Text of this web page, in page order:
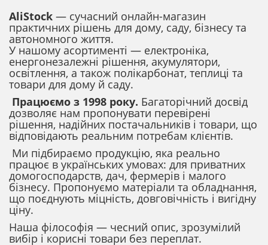
AliStock — сучасний онлайн-магазин
практичних рішень для дому, саду, бізнесу та
автономного життя.
У нашому асортименті — електроніка,
енергонезалежні рішення, акумулятори,
освітлення, а також полікарбонат, теплиці та
товари для дому й саду.
Працюємо з 1998 року. Багаторічний досвід
дозволяє нам пропонувати перевірені
рішення, надійних постачальників і товари, що
відповідають реальним потребам клієнтів.
Ми підбираємо продукцію, яка реально
працює в українських умовах: для приватних
домогосподарств, дач, фермерів і малого
бізнесу. Пропонуємо матеріали та обладнання,
що поєднують міцність, довговічність і вигідну
ціну.
Наша філософія — чесний опис, зрозумілий
вибір і корисні товари без переплат.